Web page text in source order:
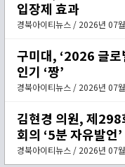
입장제 효과
경북아이티뉴스 / 2026년 07
구미대, ‘2026 글로
인기 ‘짱’
경북아이티뉴스 / 2026년 07
김현경 의원, 제
회의 ‘5분 자유발언’
경북아이티뉴스 / 2026년 07